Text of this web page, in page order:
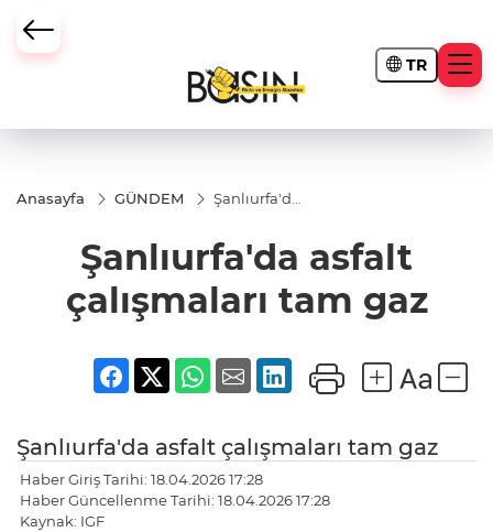
TR
Anasayfa GÜNDEM
Şanlıurfa'da
tam gaz
Şanlıurfa'da asfalt
çalışmaları tam gaz
Şanlıurfa'da asfalt çalışmaları tam gaz
Haber Giriş Tarihi: 18.04.2026 17:28
Haber Güncellenme Tarihi: 18.04.2026 17:28
Kaynak: IGF